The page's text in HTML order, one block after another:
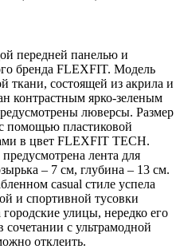
передней панелью и
бренда FLEXFIT. Модель
ткани, состоящей из акрила и
контрастным ярко-зеленым
люверсы. Размер
помощью пластиковой
в цвет FLEXFIT TECH.
лента для
– 7 см, глубина – 13 см.
casual стиле успела
и спортивной тусовки
улицы, нередко его
с ультрамодной
отклеить.